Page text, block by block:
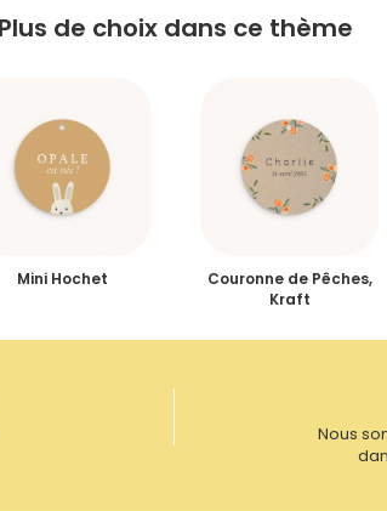
Plus de choix dans ce thème
Mini Hochet
Couronne de Pêches,
Kraft
Nous